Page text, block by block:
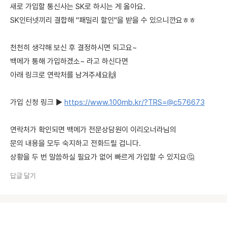
새로 가입할 통신사는 SK로 하시는 게 옳아요.
SK인터넷끼리 결합해 "패밀리 할인"을 받을 수 있으니깐요ㅎㅎ
천천히 생각해 보신 후 결정하시면 되고요~
백메가 통해 가입하겠소~ 라고 하신다면
아래 링크로 연락처를 남겨주세요🙌
가입 신청 링크 ▶ https://www.100mb.kr/?TRS=@c576673
연락처가 확인되면 백메가 전문상담원이 이리오너라님의
문의 내용을 모두 숙지하고 전화드릴 겁니다.
상황을 두 번 말씀하실 필요가 없어 빠르게 가입할 수 있지요🤔
답글 달기